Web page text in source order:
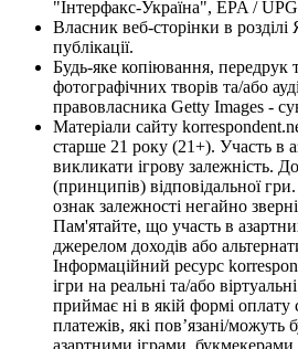
"Інтерфакс-Україна", EPA /
Власник веб-сторінки в
публікації.
Будь-яке копіювання, передрук
фотографічних творів та/або
правовласника Getty Images -
Матеріали сайту
старше 21 року (21+). Участь в
викликати ігрову залежність.
(принципів) відповідальної
ознак залежності негайно
Пам'ятайте, що участь в
джерелом доходів або
Інформаційний ресурс
ігри на реальні та/або
приймає ні в якій формі оплату
платежів, які пов’язані/можуть
азартними іграми, букмекерами